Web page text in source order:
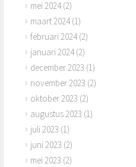
mei 2024(2)
maart 2024(1)
februari 2024(2)
januari 2024(2)
december 2023 (1)
november 2023 (2)
oktober 2023 (2)
augustus 2023 (1)
juli 2023 (1)
juni 2023 (2)
mei 2023 (2)